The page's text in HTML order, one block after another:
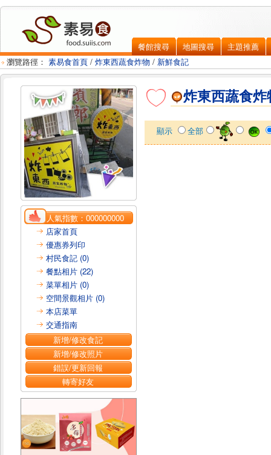
餐館搜尋 地圖搜尋
主題推薦
瀏覽路徑： 素易食首頁 / 炸東西蔬食炸物 / 新鮮食記
人氣指數：000000000
店家首頁
優惠券列印
村民食記 (0)
餐點相片 (22)
菜單相片 (0)
空間景觀相片 (0)
本店菜單
交通指南
新增/修改食記
新增/修改照片
錯誤/更新回報
轉寄好友
炸東西蔬食炸
顯示 全部